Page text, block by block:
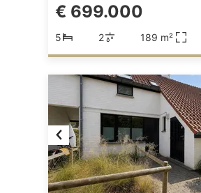
€ 699.000
5 2 189 m²
Previous